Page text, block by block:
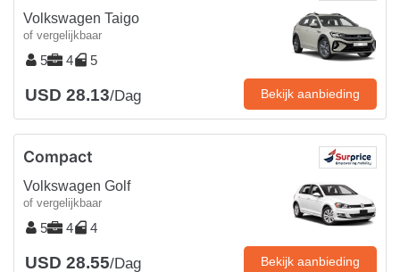
Volkswagen Taigo
of vergelijkbaar
5 4 5
USD 28.13/Dag Bekijk aanbieding
Compact
Volkswagen Golf
of vergelijkbaar
5 4 4
USD 28.55/Dag Bekijk aanbieding